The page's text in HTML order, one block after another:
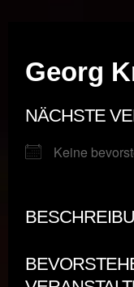
Georg
NÄCHSTE
Keine